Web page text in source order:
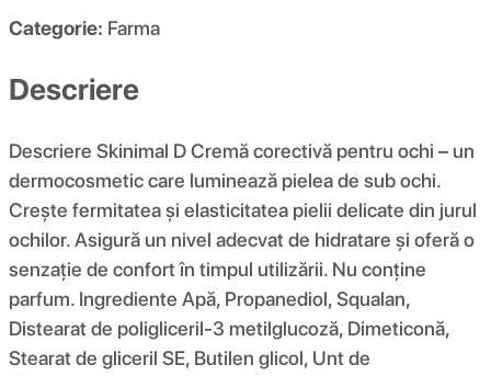
Categorie: Farma
Descriere
Descriere Skinimal D Cremă corectivă pentru ochi – un
dermocosmetic care luminează pielea de sub ochi.
Crește fermitatea și elasticitatea pielii delicate din jurul
ochilor. Asigură un nivel adecvat de hidratare și oferă o
senzație de confort în timpul utilizării. Nu conține
parfum. Ingrediente Apă, Propanediol, Squalan,
Distearat de poligliceril-3 metilglucoză, Dimeticonă,
Stearat de gliceril SE, Butilen glicol, Unt de